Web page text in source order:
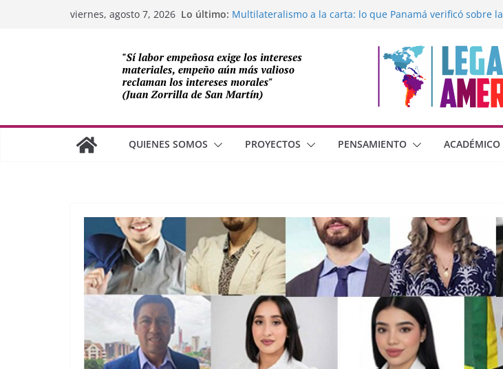
viernes, agosto 7, 2026 Lo último: Multilateralismo a la carta: lo que Panamá verificó sobre la
Cuba
Los avances de México frente al crimen organizado y la
cooperación soberana con Estados Unidos
Adam Smith y la moral cristiana
¿Dos economías o dos dimensiones humanas?
QUIENES SOMOS PROYECTOS PENSAMIENTO ACADÉMICO